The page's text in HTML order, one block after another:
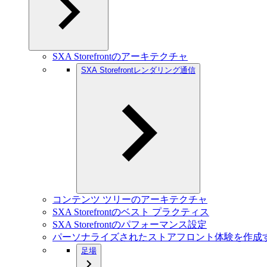
SXA Storefrontのアーキテクチャ
SXA Storefrontレンダリング通信
コンテンツ ツリーのアーキテクチャ
SXA Storefrontのベスト プラクティス
SXA Storefrontのパフォーマンス設定
パーソナライズされたストアフロント体験を作成
足場